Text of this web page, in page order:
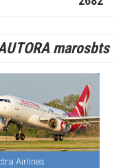
marosbts
Airlines